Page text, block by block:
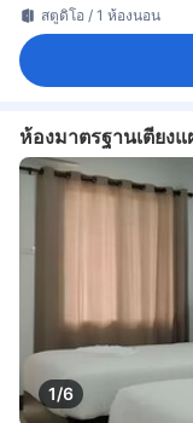
สตูดิโอ / 1 ห้องนอน
ห้องมาตรฐานเตียง
1/6